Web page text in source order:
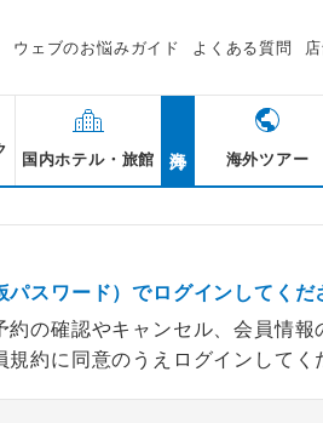
ウェブのお悩みガイド よくある質問
国内ホテル・旅館 海外ツアー
スワード）でログインしてくだ
の確認やキャンセル、会員情報
約に同意のうえログインしてく